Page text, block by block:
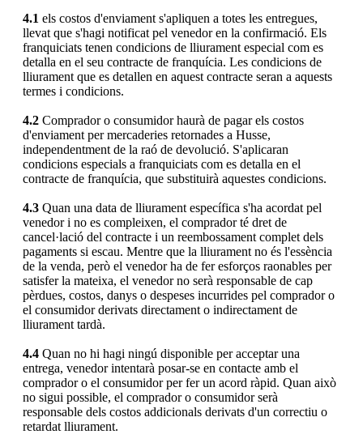
4.1 els costos d'enviament s'apliquen a totes les entregues,
llevat que s'hagi notificat pel venedor en la confirmació. Els
franquiciats tenen condicions de lliurament especial com es
detalla en el seu contracte de franquícia. Les condicions de
lliurament que es detallen en aquest contracte seran a aquests
termes i condicions.
4.2 Comprador o consumidor haurà de pagar els costos
d'enviament per mercaderies retornades a Husse,
independentment de la raó de devolució. S'aplicaran
condicions especials a franquiciats com es detalla en el
contracte de franquícia, que substituirà aquestes condicions.
4.3 Quan una data de lliurament específica s'ha acordat pel
venedor i no es compleixen, el comprador té dret de
cancel·lació del contracte i un reembossament complet dels
pagaments si escau. Mentre que la lliurament no és l'essència
de la venda, però el venedor ha de fer esforços raonables per
satisfer la mateixa, el venedor no serà responsable de cap
pèrdues, costos, danys o despeses incurrides pel comprador o
el consumidor derivats directament o indirectament de
lliurament tardà.
4.4 Quan no hi hagi ningú disponible per acceptar una
entrega, venedor intentarà posar-se en contacte amb el
comprador o el consumidor per fer un acord ràpid. Quan això
no sigui possible, el comprador o consumidor serà
responsable dels costos addicionals derivats d'un correctiu o
retardat lliurament.